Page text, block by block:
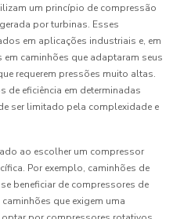
um princípio de compressão
por turbinas. Esses
em aplicações industriais e, em
caminhões que adaptaram seus
requerem pressões muito altas.
de eficiência em determinadas
ser limitado pela complexidade e
ao escolher um compressor
Por exemplo, caminhões de
beneficiar de compressores de
que exigem uma